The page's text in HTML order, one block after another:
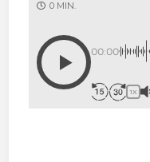
0 MIN.
00:00
1X